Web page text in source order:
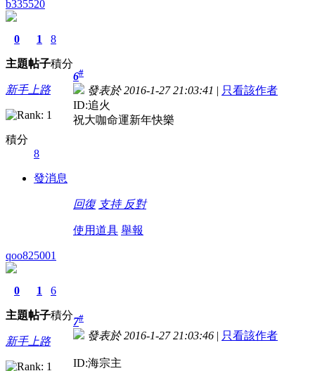
b335520
0
主題
1
帖子
8
積分
新手上路
積分
8
發消息
6#
發表於 2016-1-27 21:03:41 | 只看該作者
ID:追火
祝大咖命運新年快樂
回復 支持 反對
使用道具 舉報
qoo825001
0
主題
1
帖子
6
積分
新手上路
7#
發表於 2016-1-27 21:03:46 | 只看該作者
ID:海宗主